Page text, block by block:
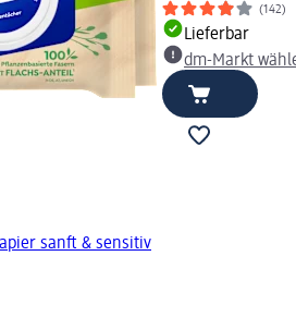
sanft & sensitiv
(142)
Lieferbar
dm-Markt